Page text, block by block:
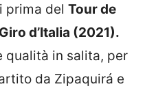
prima del Tour de
d’Italia (2021).
qualità in salita, per
da Zipaquirá e